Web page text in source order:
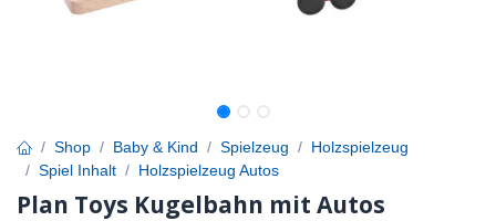
Shop Baby & Kind Spielzeug
Holzspielzeug
Spiel Inhalt
Holzspielzeug Autos
Plan Toys Kugelbahn mit Autos